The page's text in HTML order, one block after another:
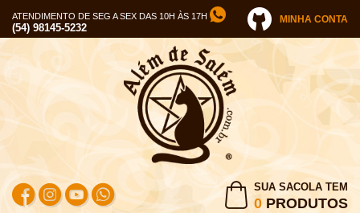
ATENDIMENTO DE SEG A SEX DAS 10H ÀS 17H
(54) 98145-5232
MINHA CONTA
SUA SACOLA TEM
0 PRODUTOS